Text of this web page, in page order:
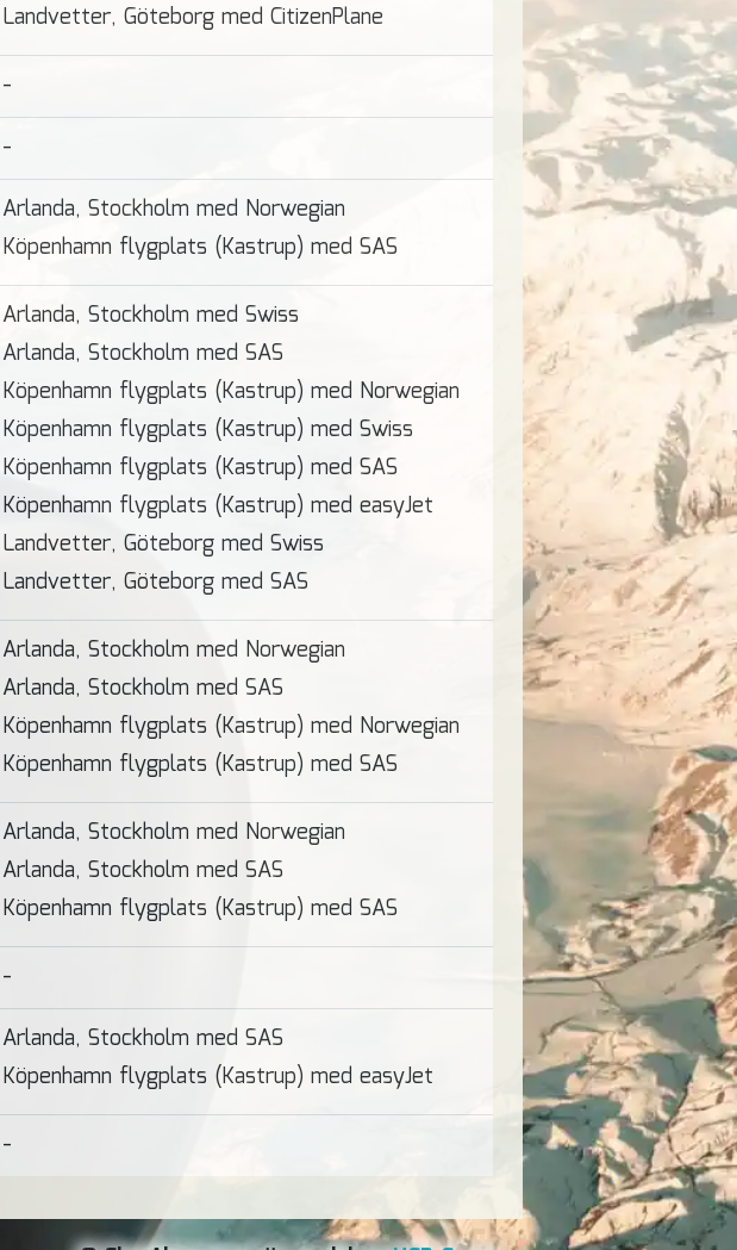
Landvetter, Göteborg med CitizenPlane
-
-
Arlanda, Stockholm med Norwegian
Köpenhamn flygplats (Kastrup) med SAS
Arlanda, Stockholm med Swiss
Arlanda, Stockholm med SAS
Köpenhamn flygplats (Kastrup) med Norwegian
Köpenhamn flygplats (Kastrup) med Swiss
Köpenhamn flygplats (Kastrup) med SAS
Köpenhamn flygplats (Kastrup) med easyJet
Landvetter, Göteborg med Swiss
Landvetter, Göteborg med SAS
Arlanda, Stockholm med Norwegian
Arlanda, Stockholm med SAS
Köpenhamn flygplats (Kastrup) med Norwegian
Köpenhamn flygplats (Kastrup) med SAS
Arlanda, Stockholm med Norwegian
Arlanda, Stockholm med SAS
Köpenhamn flygplats (Kastrup) med SAS
-
Arlanda, Stockholm med SAS
Köpenhamn flygplats (Kastrup) med easyJet
-